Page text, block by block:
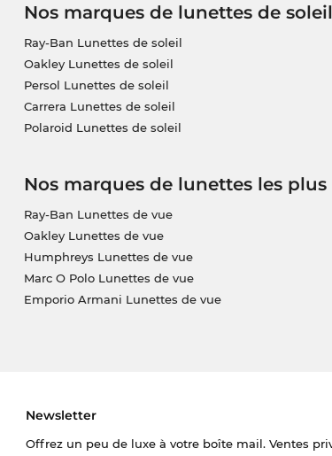
Nos marques de lunettes de
Ray-Ban Lunettes de soleil
Oakley Lunettes de soleil
Persol Lunettes de soleil
Carrera Lunettes de soleil
Polaroid Lunettes de soleil
Nos marques de lunettes les
Ray-Ban Lunettes de vue
Oakley Lunettes de vue
Humphreys Lunettes de vue
Marc O Polo Lunettes de vue
Emporio Armani Lunettes de vue
Newsletter
Offrez un peu de luxe à votre boîte mail. Ventes